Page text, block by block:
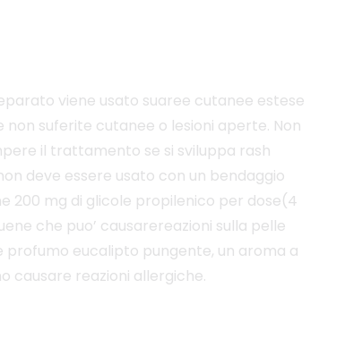
viene usato suaree cutanee estese
suferite cutanee o lesioni aperte. Non
il trattamento se si sviluppa rash
deve essere usato con un bendaggio
200 mg di glicole propilenico per dose(4
che puo’ causarereazioni sulla pelle
profumo eucalipto pungente, un aroma a
causare reazioni allergiche.